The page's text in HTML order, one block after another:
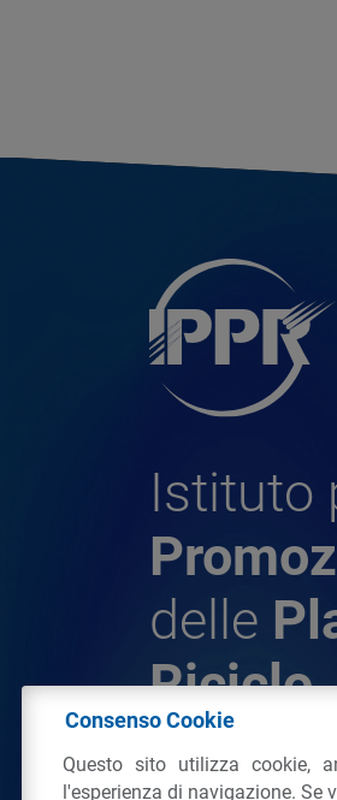
Istituto
delle
Riciclo
© 2026 - IPPR
Consenso Cookie
Questo sito utilizza cookie,
l'esperienza di navigazione. Se